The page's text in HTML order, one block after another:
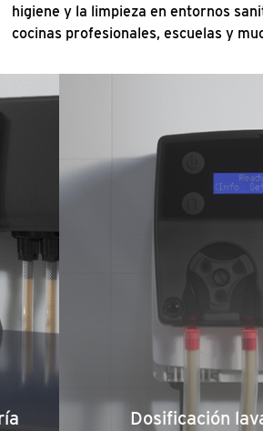
higiene y la limpieza en entornos
cocinas profesionales, escuelas y
Dosificación